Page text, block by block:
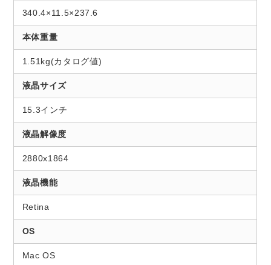
340.4×11.5×237.6
本体重量
1.51kg(カタログ値)
液晶サイズ
15.3インチ
液晶解像度
2880x1864
液晶機能
Retina
OS
Mac OS